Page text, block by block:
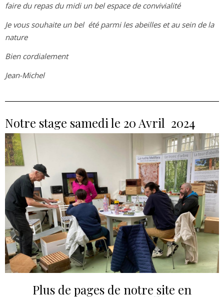
faire du repas du midi un bel espace de convivialité
Je vous souhaite un bel été parmi les abeilles et au sein de la
nature
Bien cordialement
Jean-Michel
Notre stage samedi le 20 Avril 2024
Plus de pages de notre site en